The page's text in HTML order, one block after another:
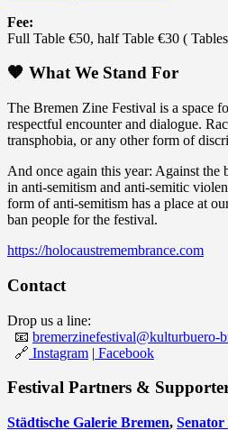
Fee:
Full Table €50, half Table €30 (
🧡 What We Stand For
The Bremen Zine Festival is a space
respectful encounter and dialogue.
transphobia, or any other form of
And once again this year: Against the
in anti-semitism and anti-semitic
form of anti-semitism has a place at
ban people for the festival.
https://holocaustremembrance.com
Contact
Drop us a line:
📧 bremerzinefestival@kulturbuero-
🔗 Instagram | Facebook
Festival Partners &
Städtische Galerie Bremen,